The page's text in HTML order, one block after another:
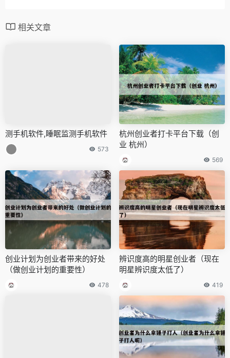
相关文章
测手机软件,睡眠监测手机软件
573
杭州创业者打卡平台下载（创
业 杭州）
569
创业计划为创业者带来的好处
（做创业计划的重要性）
478
辨识度高的明星创业者（现在
明星辨识度太低了）
419